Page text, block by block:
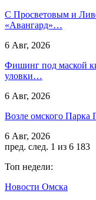
С Просветовым и
«Авангард»…
6 Авг, 2026
Фишинг под маской
уловки…
6 Авг, 2026
Возле омского Парка
6 Авг, 2026
пред. след. 1 из 6 183
Топ недели:
Новости Омска